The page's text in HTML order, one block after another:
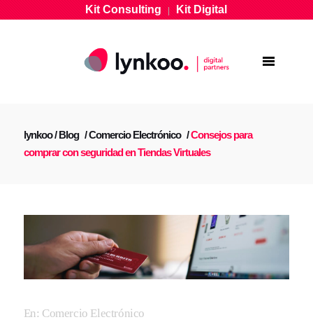
Kit Consulting|Kit Digital
lynkoo/Blog /Comercio Electrónico /Consejos para
comprar con seguridad en Tiendas Virtuales
En: Comercio Electrónico